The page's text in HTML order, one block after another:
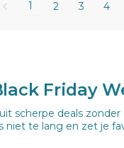
1 2 3 4
Friday
scherpe deals
niet te lang en zet je